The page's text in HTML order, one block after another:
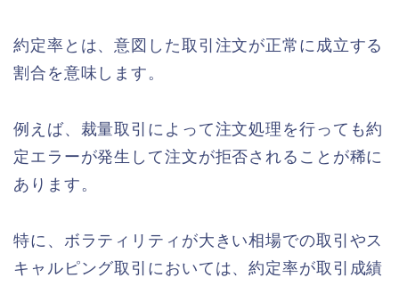
約定率とは、意図した取引注文が正常に成立する
割合を意味します。
例えば、裁量取引によって注文処理を行っても約
定エラーが発生して注文が拒否されることが稀に
あります。
特に、ボラティリティが大きい相場での取引やス
キャルピング取引においては、約定率が取引成績